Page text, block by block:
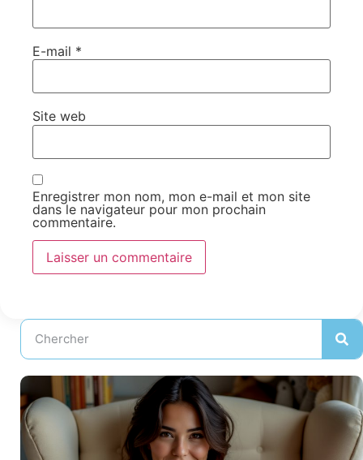
E-mail *
Site web
Enregistrer mon nom, mon e-mail et mon site
dans le navigateur pour mon prochain
commentaire.